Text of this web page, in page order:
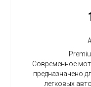
Современное
предназначено
легковых